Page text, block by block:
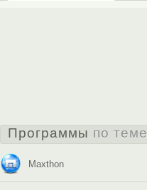
Программы по теме
Maxthon